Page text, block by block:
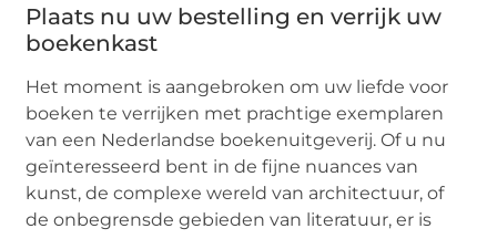
Plaats nu uw bestelling en verrijk uw
boekenkast
Het moment is aangebroken om uw liefde voor
boeken te verrijken met prachtige exemplaren
van een Nederlandse boekenuitgeverij. Of u nu
geïnteresseerd bent in de fijne nuances van
kunst, de complexe wereld van architectuur, of
de onbegrensde gebieden van literatuur, er is